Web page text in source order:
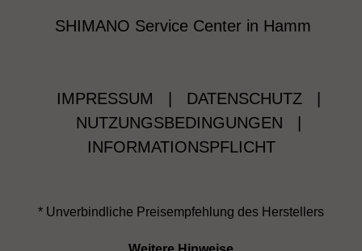
SHIMANO Service Center in Hamm
IMPRESSUM DATENSCHUTZ
NUTZUNGSBEDINGUNGEN
INFORMATIONSPFLICHT
* Unverbindliche Preisempfehlung des Herstellers